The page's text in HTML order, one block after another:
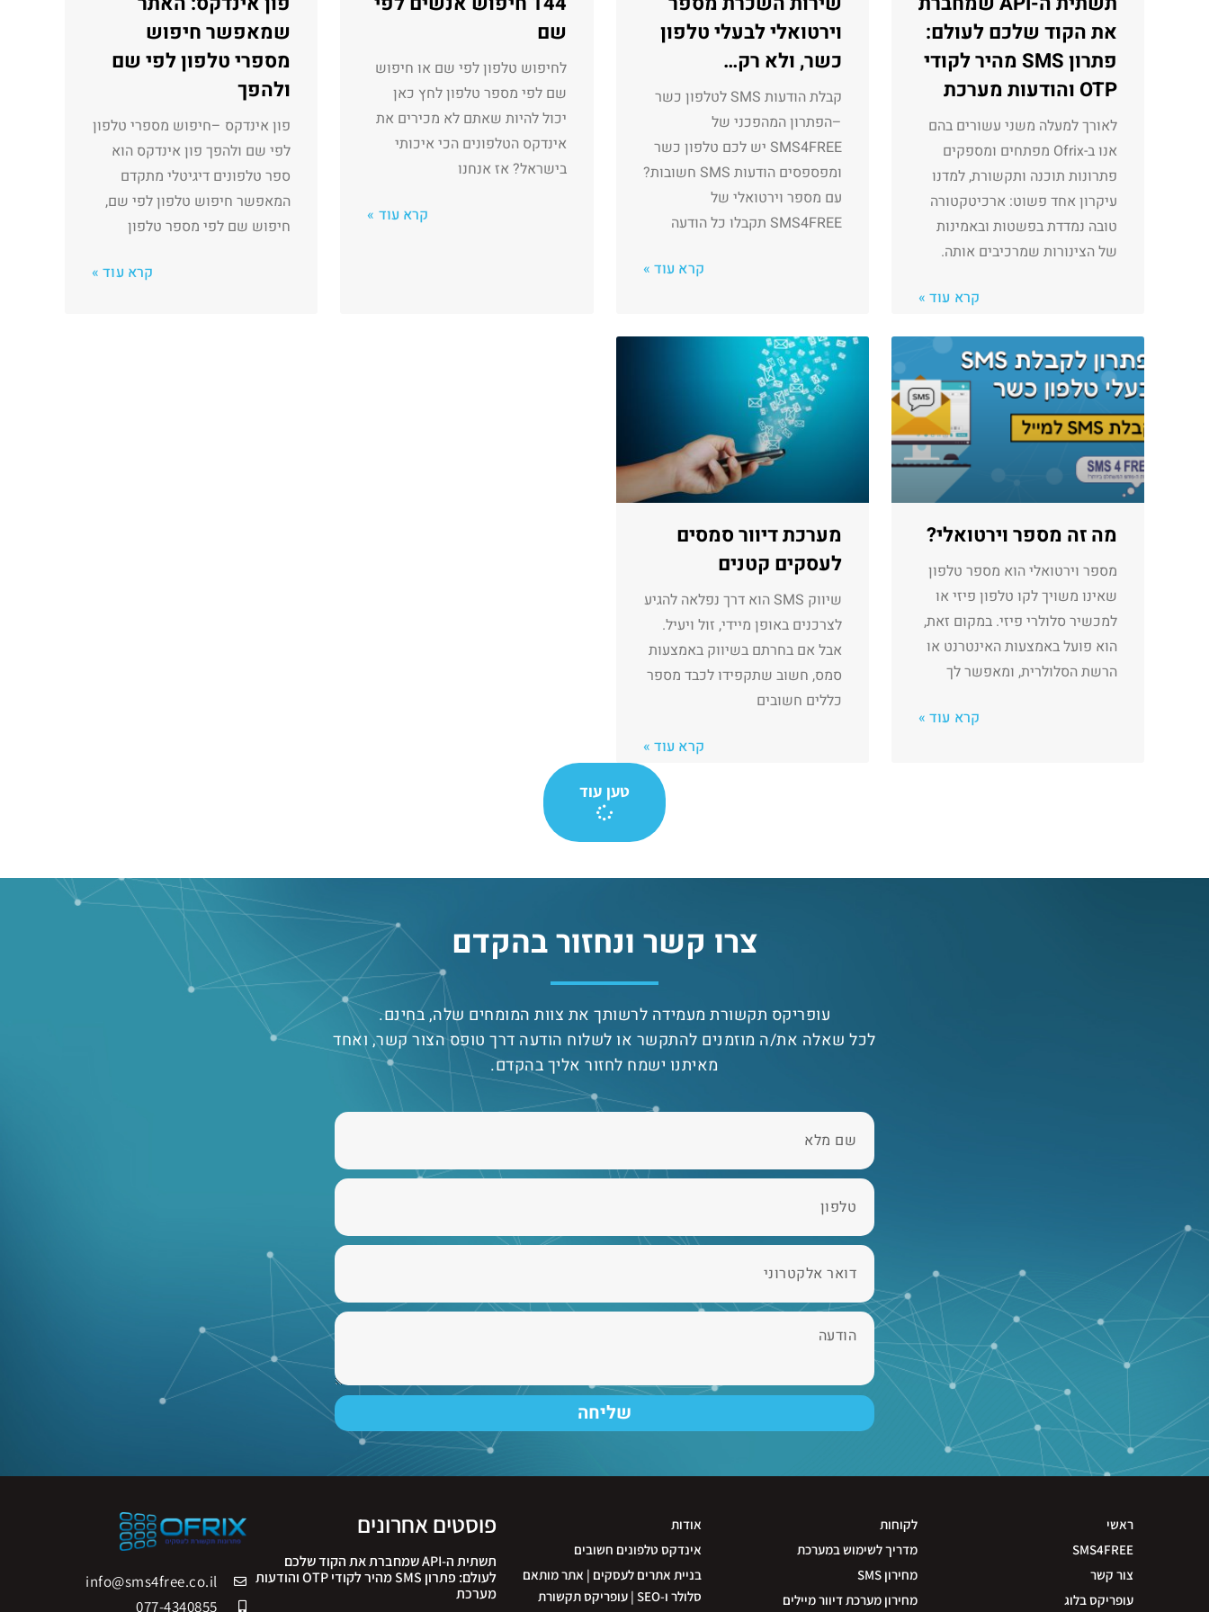
את הקוד שלכם לעולם:
פתרון SMS מהיר לקודי
OTP והודעות מערכת
לאורך למעלה משני עשורים בהם
אנו ב-Ofrix מפתחים ומספקים
פתרונות תוכנה ותקשורת, למדנו
עיקרון אחד פשוט: ארכיטקטורה
טובה נמדדת בפשטות ובאמינות
של הצינורות שמרכיבים אותה.
קרא עוד »
וירטואלי לבעלי טלפון
כשר, ולא רק…
קבלת הודעות SMS לטלפון כשר
–הפתרון המהפכני של
SMS4FREE יש לכם טלפון כשר
ומפספסים הודעות SMS חשובות?
עם מספר וירטואלי של
SMS4FREE תקבלו כל הודעה
קרא עוד »
שם
לחיפוש טלפון לפי שם או חיפוש
שם לפי מספר טלפון לחץ כאן
יכול להיות שאתם לא מכירים את
אינדקס הטלפונים הכי איכותי
בישראל? אז אנחנו
קרא עוד »
שמאפשר חיפוש
מספרי טלפון לפי שם
ולהפך
פון אינדקס –חיפוש מספרי טלפון
לפי שם ולהפך פון אינדקס הוא
ספר טלפונים דיגיטלי מתקדם
המאפשר חיפוש טלפון לפי שם,
חיפוש שם לפי מספר טלפון
קרא עוד »
מה זה מספר וירטואלי?
מספר וירטואלי הוא מספר טלפון
שאינו משויך לקו טלפון פיזי או
למכשיר סלולרי פיזי. במקום זאת,
הוא פועל באמצעות האינטרנט או
הרשת הסלולרית, ומאפשר לך
קרא עוד »
מערכת דיוור סמסים
לעסקים קטנים
שיווק SMS הוא דרך נפלאה להגיע
לצרכנים באופן מיידי, זול ויעיל.
אבל אם בחרתם בשיווק באמצעות
סמס, חשוב שתקפידו לכבד מספר
כללים חשובים
קרא עוד »
טען עוד
צרו קשר ונחזור בהקדם
עופריקס תקשורת מעמידה לרשותך את צוות המומחים שלה, בחינם.
לכל שאלה את/ה מוזמנים להתקשר או לשלוח הודעה דרך טופס הצור קשר, ואחד
מאיתנו ישמח לחזור אליך בהקדם.
שליחה
ראשי
SMS4FREE
צור קשר
עופריקס בלוג
לקוחות
מדריך לשימוש במערכת
מחירון SMS
מחירון מערכת דיוור מיילים
אודות
אינדקס טלפונים חשובים
בניית אתרים לעסקים | אתר מותאם
סלולר ו-SEO | עופריקס תקשורת
פוסטים אחרונים
תשתית ה-API שמחברת את הקוד שלכם
לעולם: פתרון SMS מהיר לקודי OTP והודעות
מערכת
info@sms4free.co.il
077-4340855